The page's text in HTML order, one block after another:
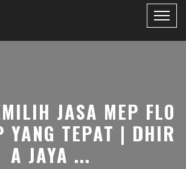
JASA MEP FLO
YANG TEPAT | DHIR
A JAYA ...